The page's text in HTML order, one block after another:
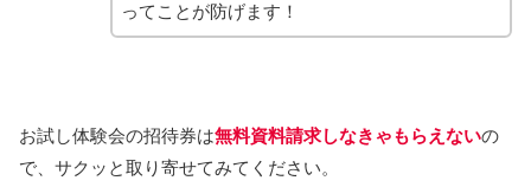
ってことが防げます！
お試し体験会の招待券は無料資料請求しなきゃもらえないの
で、サクッと取り寄せてみてください。